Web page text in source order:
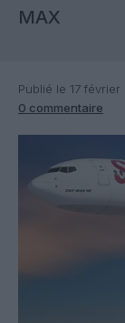
MAX
Publié le 17
0 commentaire